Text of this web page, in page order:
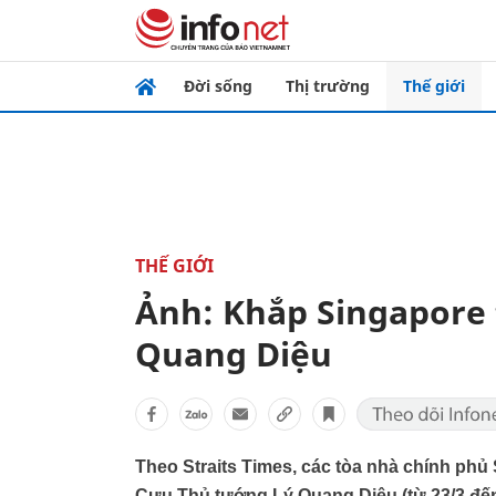
Đời sống Thị trường Thế giới
THẾ GIỚI
Ảnh: Khắp
Quang Diệu
Theo Straits Times, các tòa nhà chính